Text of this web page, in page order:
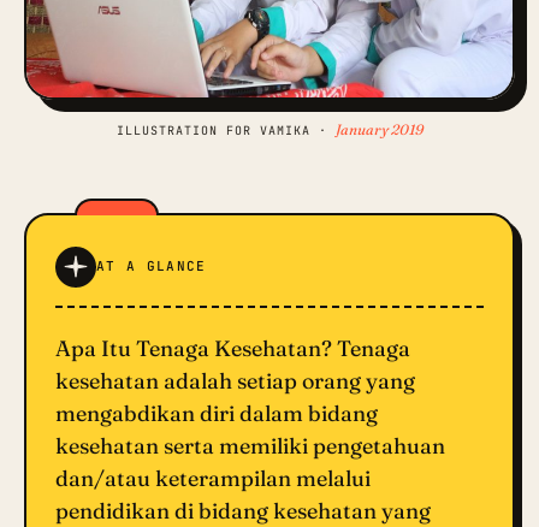
ILLUSTRATION FOR VAMIKA · January 2019
AT A GLANCE
Apa Itu Tenaga Kesehatan? Tenaga
kesehatan adalah setiap orang yang
mengabdikan diri dalam bidang
kesehatan serta memiliki pengetahuan
dan/atau keterampilan melalui
pendidikan di bidang kesehatan yang